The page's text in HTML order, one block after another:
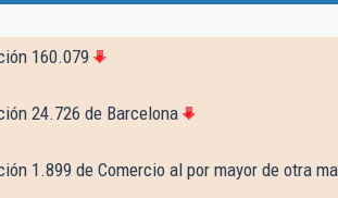
160.079
24.726 de Barcelona
1.899 de Comercio al por mayor de otra